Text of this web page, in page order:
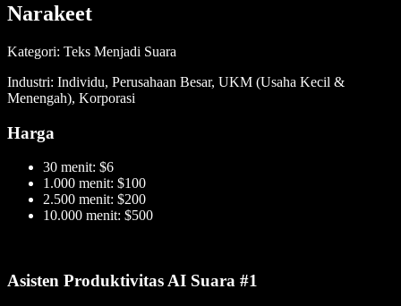
Narakeet
Kategori: Teks Menjadi Suara
Industri: Individu, Perusahaan Besar, UKM (Usaha Kecil &
Menengah), Korporasi
Harga
30 menit: $6
1.000 menit: $100
2.500 menit: $200
10.000 menit: $500
Asisten Produktivitas AI Suara #1